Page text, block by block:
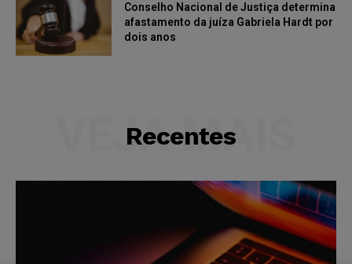
Conselho Nacional de Justiça determina
afastamento da juíza Gabriela Hardt por
dois anos
Recentes
VEJA MAIS